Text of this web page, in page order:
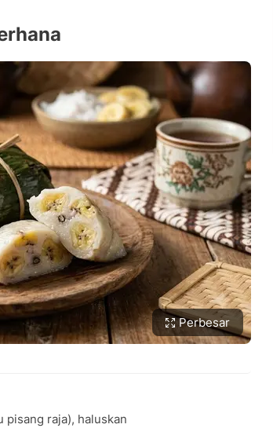
Perbesar
pisang raja), haluskan